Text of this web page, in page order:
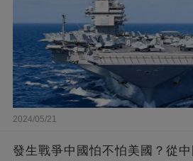
2024/05/21
發生戰爭中國怕不怕美國？從